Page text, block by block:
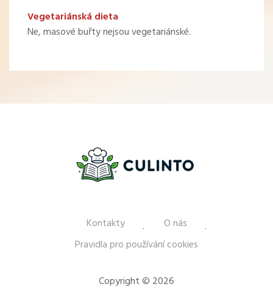
Vegetariánská dieta
Ne, masové buřty nejsou vegetariánské.
Kontakty
O nás
Pravidla pro používání cookies
Copyright © 2026